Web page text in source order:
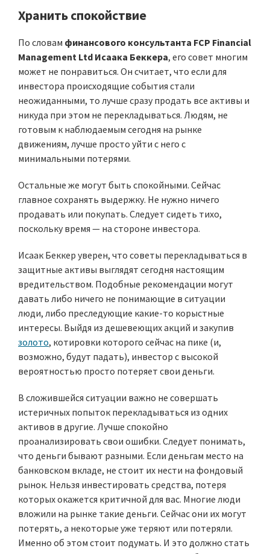
Хранить спокойствие
По словам финансового консультанта FCP Financial
Management Ltd Исаака Беккера, его совет многим
может не понравиться. Он считает, что если для
инвестора происходящие события стали
неожиданными, то лучше сразу продать все активы и
никуда при этом не перекладываться. Людям, не
готовым к наблюдаемым сегодня на рынке
движениям, лучше просто уйти с него с
минимальными потерями.
Остальные же могут быть спокойными. Сейчас
главное сохранять выдержку. Не нужно ничего
продавать или покупать. Следует сидеть тихо,
поскольку время — на стороне инвестора.
Исаак Беккер уверен, что советы перекладываться в
защитные активы выглядят сегодня настоящим
вредительством. Подобные рекомендации могут
давать либо ничего не понимающие в ситуации
люди, либо преследующие какие-то корыстные
интересы. Выйдя из дешевеющих акций и закупив
золото, котировки которого сейчас на пике (и,
возможно, будут падать), инвестор с высокой
вероятностью просто потеряет свои деньги.
В сложившейся ситуации важно не совершать
истеричных попыток перекладываться из одних
активов в другие. Лучше спокойно
проанализировать свои ошибки. Следует понимать,
что деньги бывают разными. Если деньгам место на
банковском вкладе, не стоит их нести на фондовый
рынок. Нельзя инвестировать средства, потеря
которых окажется критичной для вас. Многие люди
вложили на рынке такие деньги. Сейчас они их могут
потерять, а некоторые уже теряют или потеряли.
Именно об этом стоит подумать. И это должно стать